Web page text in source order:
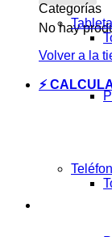
No hay
Volver a la
⚡
Categorías
Tableta